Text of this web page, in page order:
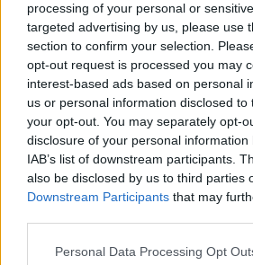
processing of your personal or
targeted advertising by us, please use
section to confirm your selection.
opt-out request is processed you may
interest-based ads based on personal
us or personal information disclosed
your opt-out. You may separately opt-
disclosure of your personal
IAB’s list of downstream participants.
also be disclosed by us to third parties
Downstream Participants that may
Personal Data Processing Opt
Archivio di "cura viso"
Filtro per data
Non è stato trovato nessun
Vai al sito in
Registrati Redazione Invia notizia